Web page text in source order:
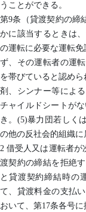
うことができる。
第9条（貸渡契約の締
かに該当するときは
の運転に必要な運転
ず、その運転者の運
を帯びていると認め
剤、シンナー等によ
チャイルドシートが
き。(5)暴力団若しく
の他の反社会的組織に
2 借受人又は運転者が
渡契約の締結を拒絶
と貸渡契約締結時の
て、貸渡料金の支払
おいて、第17条各号